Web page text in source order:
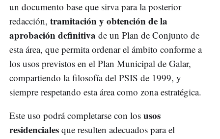
un documento base que sirva para la posterior
redacción, tramitación y obtención de la
aprobación definitiva de un Plan de Conjunto de
esta área, que permita ordenar el ámbito conforme a
los usos previstos en el Plan Municipal de Galar,
compartiendo la filosofía del PSIS de 1999, y
siempre respetando esta área como zona estratégica.
Este uso podrá completarse con los usos
residenciales que resulten adecuados para el